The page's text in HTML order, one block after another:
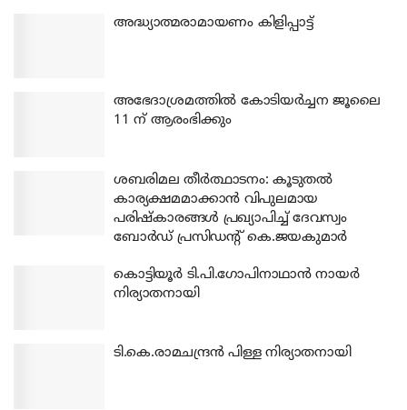
അദ്ധ്യാത്മരാമായണം കിളിപ്പാട്ട്
അഭേദാശ്രമത്തില്‍ കോടിയര്‍ച്ചന ജൂലൈ
11 ന് ആരംഭിക്കും
ശബരിമല തീര്‍ത്ഥാടനം: കൂടുതല്‍
കാര്യക്ഷമമാക്കാന്‍ വിപുലമായ
പരിഷ്‌കാരങ്ങള്‍ പ്രഖ്യാപിച്ച് ദേവസ്വം
ബോര്‍ഡ് പ്രസിഡന്റ് കെ.ജയകുമാര്‍
കൊട്ടിയൂര്‍ ടി.പി.ഗോപിനാഥാന്‍ നായര്‍
നിര്യാതനായി
ടി.കെ.രാമചന്ദ്രന്‍ പിള്ള നിര്യാതനായി